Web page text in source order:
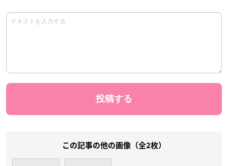
この記事の他の画像（全2枚）